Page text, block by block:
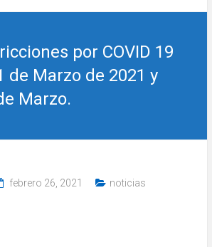
por COVID 19
de Marzo de 2021 y
Marzo.
febrero 26, 2021 noticias